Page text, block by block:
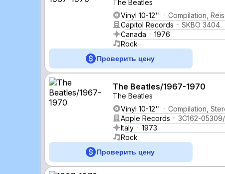
The Beatles
Vinyl 10-12''
Compilation,
Capitol Records
SKBO 3404
Canada
1976
Rock
Проверить цену
The Beatles/1967-1970
The Beatles
Vinyl 10-12''
Compilation,
Apple Records
3C162-05309/
Italy
1973
Rock
Проверить цену